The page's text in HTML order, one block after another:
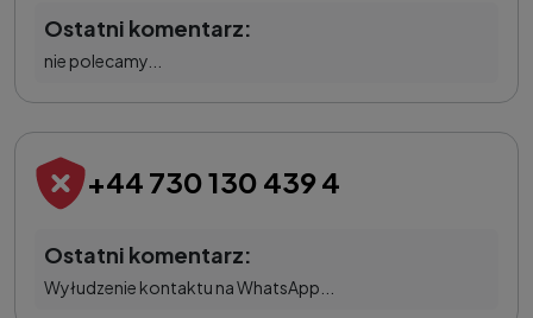
Ostatni komentarz:
nie polecamy...
+44 730 130 439 4
Ostatni komentarz:
Wyłudzenie kontaktu na WhatsApp...